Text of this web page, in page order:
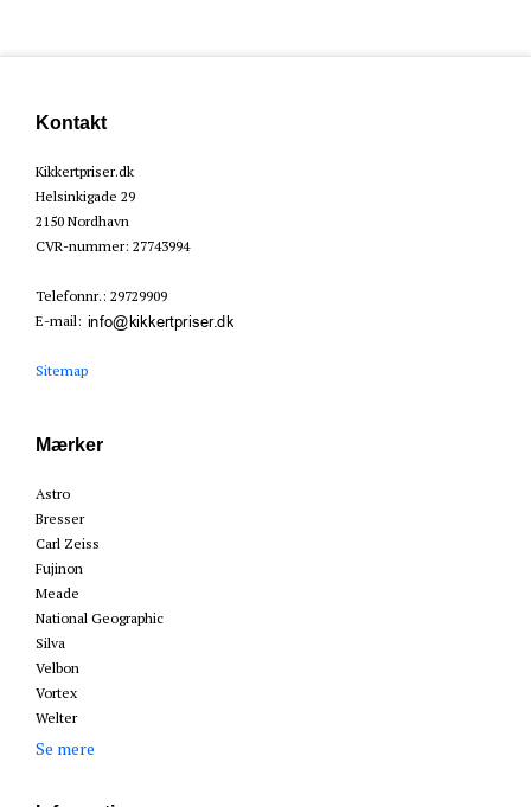
Kontakt
Kikkertpriser.dk
Helsinkigade 29
2150 Nordhavn
CVR-nummer: 27743994
Telefonnr. : 29729909
E-mail:
Sitemap
Mærker
Astro
Bresser
Carl Zeiss
Fujinon
Meade
National Geographic
Silva
Velbon
Vortex
Welter
Se mere